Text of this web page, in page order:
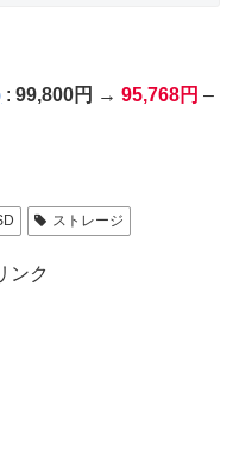
:99,800円 → 95,768円 –
ストレージ
ンク